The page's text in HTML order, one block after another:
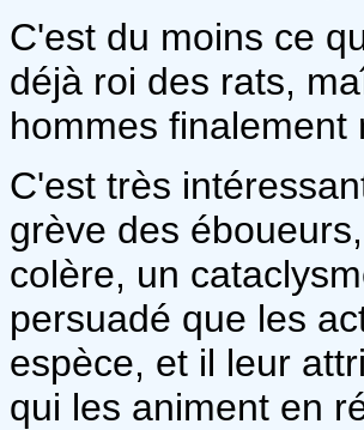
C'est du moins ce
déjà roi des rats,
hommes
C'est très
grève des
colère, un
persuadé que les
espèce, et il leur
qui les animent en